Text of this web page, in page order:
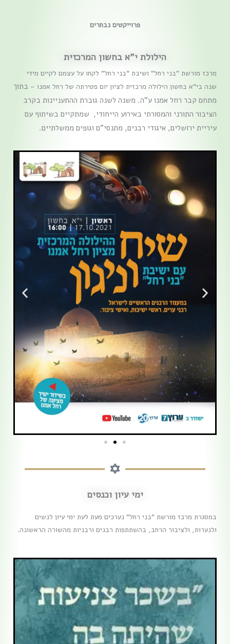
פרוייקטים נבחרים
הילולת י"א בחשון המרכזית
מרכז מורשת "בני רחל" ושיבת "בני רחל" לקחו על עצמם לקיים מידי
שנה בי"א בחשון הילולה מרכזית לציון יום פטירתה של רחל אמנו – בתוך
מתחם קבר רחל אמנו ע"ה. משנה לשנה גוברת ההתעניינות בקרב
הציבור התורני והמסורתי באירוע הייחודי, שמתקיים בשיתוף עם
עיריית ירושלים, איגודי רבנים, מתנסי"ם וגופים ממשלתיים.
ימי עיון וכנסים
במסגרת מרכז מורשת "בני רחל" נערכים מעת לעת ימי עיון לנשים
ולנערות, ולציבור הרחב, בהשתתפות רבנים ורבניות מהשורה הראשונה.